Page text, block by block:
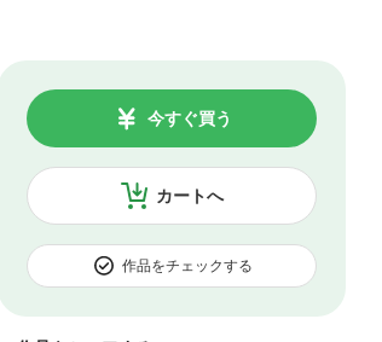
カートへ
今すぐ買う
作品をチェックする